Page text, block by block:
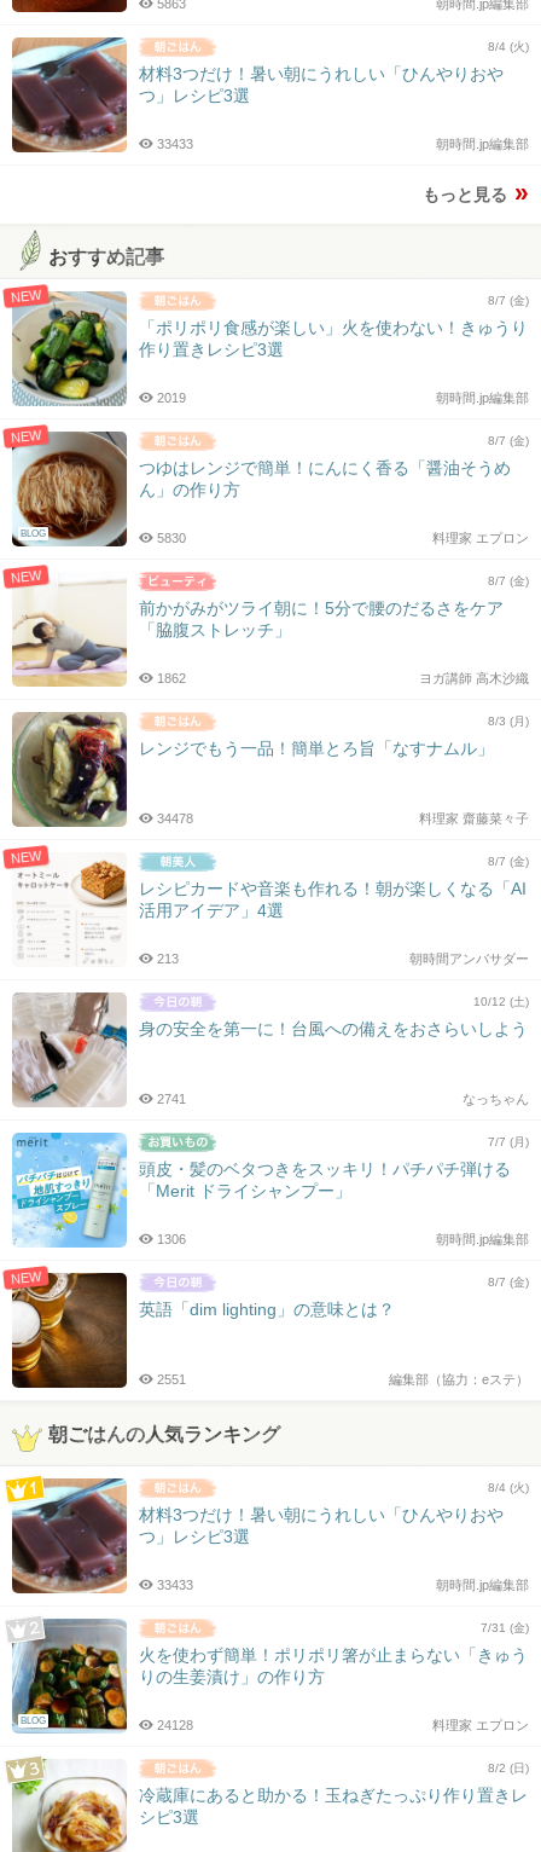
朝時間.jp編集部
5863
8/4 (火)
材料3つだけ！暑い朝にうれしい「ひんやりおや
つ」レシピ3選
朝時間.jp編集部
33433
もっと見る
おすすめ記事
NEW 8/7 (金)
「ポリポリ食感が楽しい」火を使わない！きゅうり
作り置きレシピ3選
朝時間.jp編集部
2019
NEW
BLOG
8/7 (金)
つゆはレンジで簡単！にんにく香る「醤油そうめ
ん」の作り方
料理家 エプロン
5830
NEW 8/7 (金)
前かがみがツライ朝に！5分で腰のだるさをケア
「脇腹ストレッチ」
ヨガ講師 高木沙織
1862
8/3 (月)
レンジでもう一品！簡単とろ旨「なすナムル」
料理家 齋藤菜々子
34478
NEW 8/7 (金)
レシピカードや音楽も作れる！朝が楽しくなる「AI
活用アイデア」4選
朝時間アンバサダー
213
10/12 (土)
身の安全を第一に！台風への備えをおさらいしよう
なっちゃん
2741
7/7 (月)
頭皮・髪のベタつきをスッキリ！パチパチ弾ける
「Merit ドライシャンプー」
朝時間.jp編集部
1306
NEW 8/7 (金)
英語「dim lighting」の意味とは？
編集部（協力：eステ）
2551
朝ごはんの人気ランキング
8/4 (火)
材料3つだけ！暑い朝にうれしい「ひんやりおや
つ」レシピ3選
朝時間.jp編集部
33433
BLOG
7/31 (金)
火を使わず簡単！ポリポリ箸が止まらない「きゅう
りの生姜漬け」の作り方
料理家 エプロン
24128
8/2 (日)
冷蔵庫にあると助かる！玉ねぎたっぷり作り置きレ
シピ3選